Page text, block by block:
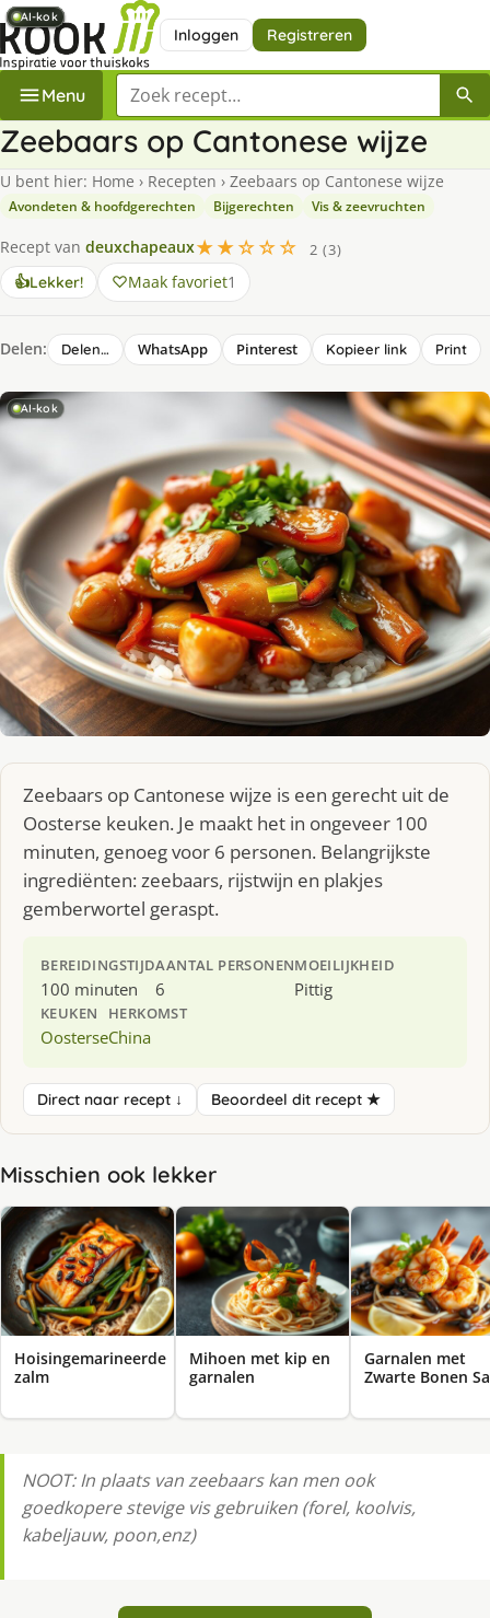
Inloggen Registreren
Menu Zoek een recept
Zeebaars op Cantonese wijze
U bent hier: Home › Recepten › Zeebaars op Cantonese wijze
Avondeten & hoofdgerechten Bijgerechten Vis & zeevruchten
Recept van deuxchapeaux★★☆☆☆
2 (3)
👍Lekker! Maak favoriet1
Delen: Delen… WhatsApp Pinterest Kopieer link Print
AI-kok
Zeebaars op Cantonese wijze is een gerecht uit de
Oosterse keuken. Je maakt het in ongeveer 100
minuten, genoeg voor 6 personen. Belangrijkste
ingrediënten: zeebaars, rijstwijn en plakjes
gemberwortel geraspt.
BEREIDINGSTIJD
100 minuten
AANTAL PERSONEN
6
MOEILIJKHEID
Pittig
KEUKEN
Oosterse
HERKOMST
China
Direct naar recept ↓ Beoordeel dit recept ★
Misschien ook lekker
AI-kok
Hoisingemarineerde
zalm
AI-kok
Mihoen met kip en
garnalen
AI-kok
Garnalen met
Zwarte Bonen
AI-kok
AI-kok
AI-kok
AI-kok
AI-kok
NOOT: In plaats van zeebaars kan men ook
goedkopere stevige vis gebruiken (forel, koolvis,
kabeljauw, poon,enz)